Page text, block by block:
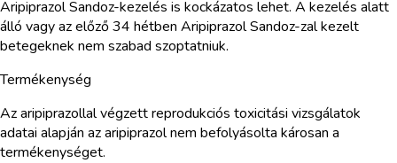
Aripiprazol Sandoz-kezelés is kockázatos lehet. A kezelés alatt
álló vagy az előző 34 hétben Aripiprazol Sandoz-zal kezelt
betegeknek nem szabad szoptatniuk.
Termékenység
Az aripiprazollal végzett reprodukciós toxicitási vizsgálatok
adatai alapján az aripiprazol nem befolyásolta károsan a
termékenységet.